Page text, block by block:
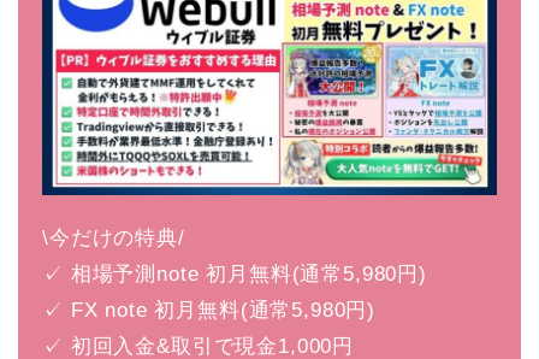
\今だけの特典/
✓ 相場予測note 初月無料(通常5,980円)
✓ FX note 初月無料(通常5,980円)
✓ 初回入金&取引で現金1,000円